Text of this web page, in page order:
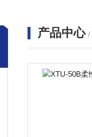
产品中心 /